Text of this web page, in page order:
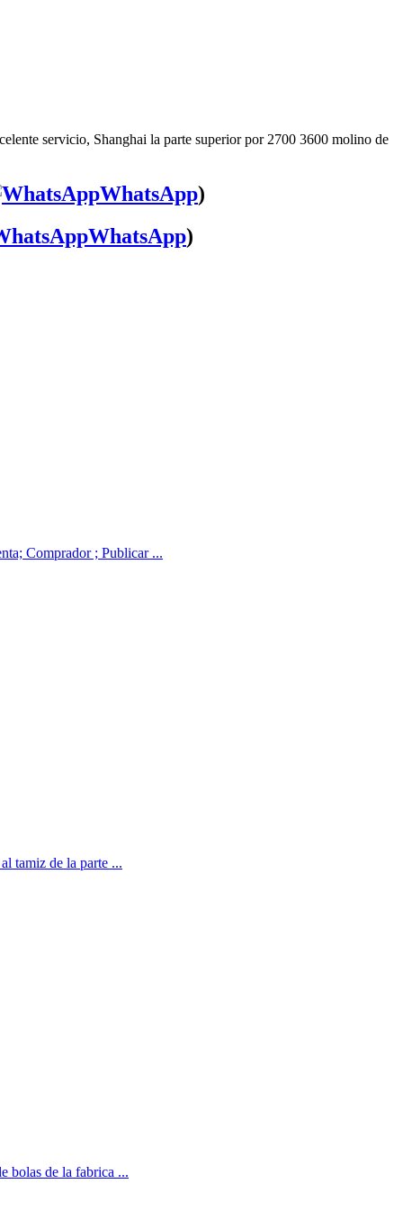
servicio, Shanghai la parte superior por 2700 3600 molino de
WhatsApp)
WhatsApp)
Comprador ; Publicar ...
tamiz de la parte ...
bolas de la fabrica ...